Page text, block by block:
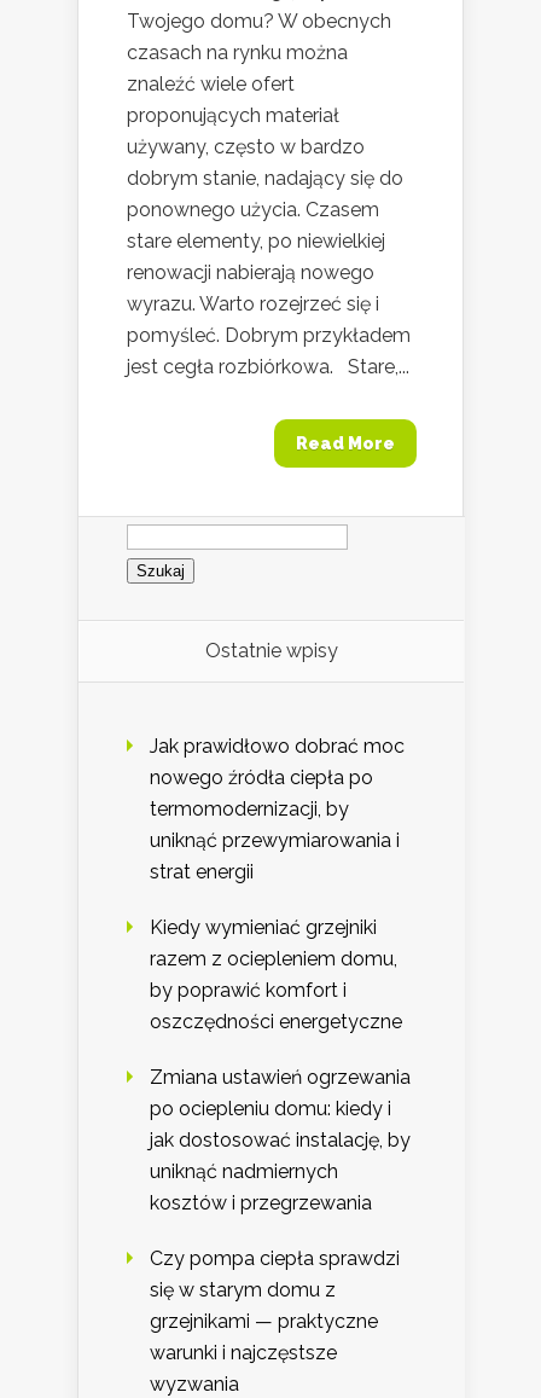
Twojego domu? W obecnych
czasach na rynku można
znaleźć wiele ofert
proponujących materiał
używany, często w bardzo
dobrym stanie, nadający się do
ponownego użycia. Czasem
stare elementy, po niewielkiej
renowacji nabierają nowego
wyrazu. Warto rozejrzeć się i
pomyśleć. Dobrym przykładem
jest cegła rozbiórkowa. Stare,...
Read More
Szukaj:
Ostatnie wpisy
Jak prawidłowo dobrać moc
nowego źródła ciepła po
termomodernizacji, by
uniknąć przewymiarowania i
strat energii
Kiedy wymieniać grzejniki
razem z ociepleniem domu,
by poprawić komfort i
oszczędności energetyczne
Zmiana ustawień ogrzewania
po ociepleniu domu: kiedy i
jak dostosować instalację, by
uniknąć nadmiernych
kosztów i przegrzewania
Czy pompa ciepła sprawdzi
się w starym domu z
grzejnikami — praktyczne
warunki i najczęstsze
wyzwania